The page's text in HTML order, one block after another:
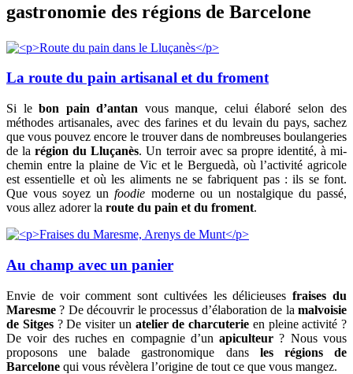
gastronomie des régions de Barcelone
La route du pain artisanal et du froment
Si le bon pain d’antan vous manque, celui élaboré selon des
méthodes artisanales, avec des farines et du levain du pays, sachez
que vous pouvez encore le trouver dans de nombreuses boulangeries
de larégion du Lluçanès. Un terroir avec sa propre identité, à mi-
chemin entre la plaine de Vic et le Berguedà, où l’activité agricole
est essentielle et où les aliments ne se fabriquent pas : ils se font.
Que vous soyez unfoodie moderne ou un nostalgique du passé,
vous allez adorer la route du pain et du froment.
Au champ avec un panier
Envie de voir comment sont cultivées les délicieusesfraises du
Maresme? De découvrir le processus d’élaboration de lamalvoisie
de Sitges ? De visiter un atelier de charcuterie en pleine activité ?
De voir des ruches en compagnie d’unapiculteur ? Nous vous
proposons une balade gastronomique dans les régions de
Barcelone qui vous révèlera l’origine de tout ce que vous mangez.